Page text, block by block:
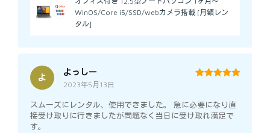
WinOS/Core i5/SSD/webカメラ搭載 [月額レン
タル]
よ
よっしー
2023年5月13日
スムーズにレンタル、使用できました。 急に必要になり直
接受け取りに行きましたが問題なく当日に受け取れ満足で
す。